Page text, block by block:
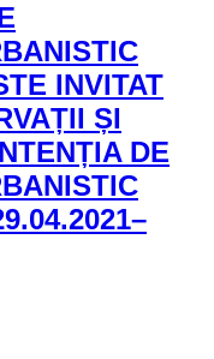
INVITAT
ȘI
DE